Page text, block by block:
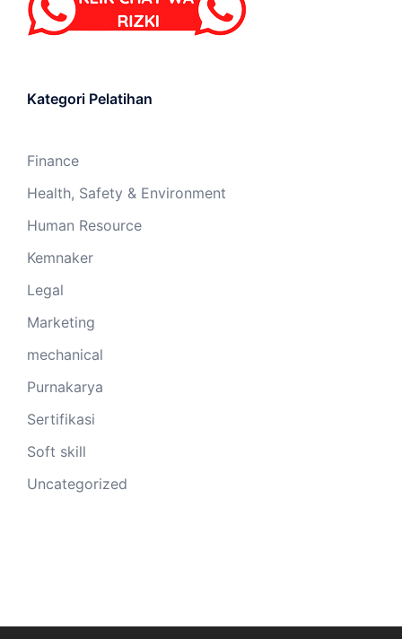
Kategori Pelatihan
Finance
Health, Safety & Environment
Human Resource
Kemnaker
Legal
Marketing
mechanical
Purnakarya
Sertifikasi
Soft skill
Uncategorized